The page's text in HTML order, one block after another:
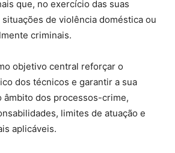
que, no exercício das suas
de violência doméstica ou
criminais.
objetivo central reforçar o
dos técnicos e garantir a sua
âmbito dos processos-crime,
limites de atuação e
aplicáveis.